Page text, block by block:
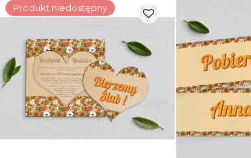
Produkt niedostępny